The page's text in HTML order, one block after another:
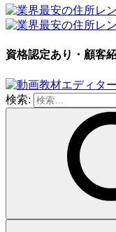
資格認定あり・顧客
検索: